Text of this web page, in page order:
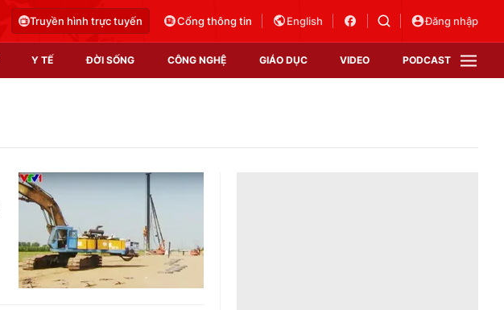
Truyền hình trực tuyến Cổng thông tin English Đăng nhập
Y TẾ ĐỜI SỐNG CÔNG NGHỆ GIÁO DỤC VIDEO PODCAST
Shorts video
Podcast
EMagazine
VTV Sức khoẻ